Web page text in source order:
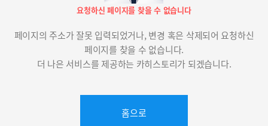
요청하신 페이지를 찾을 수 없습니다
페이지의 주소가 잘못 입력되었거나, 변경 혹은 삭제되어 요청하신
페이지를 찾을 수 없습니다.
더 나은 서비스를 제공하는 카히스토리가 되겠습니다.
홈으로